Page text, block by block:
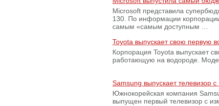
Microsoft представила
130. По информации
самым «самым доступным …
Toyota выпускает свою первую
Корпорация Toyota выпускает
работающую на водороде.
Samsung выпускает телевизор
Южнокорейская компания
выпущен первый телевизор с